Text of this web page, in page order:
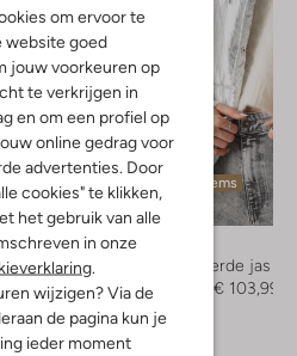
om ervoor te
website goed
jouw voorkeuren op
te verkrijgen in
en om een profiel op
online gedrag voor
advertenties. Door
cookies" te klikken,
het gebruik van alle
in onze
wijzigen? Via de
de pagina kun je
ieder moment
Laatste items
-20%
Gewatteerde jas
€ 129,95
€ 103,99